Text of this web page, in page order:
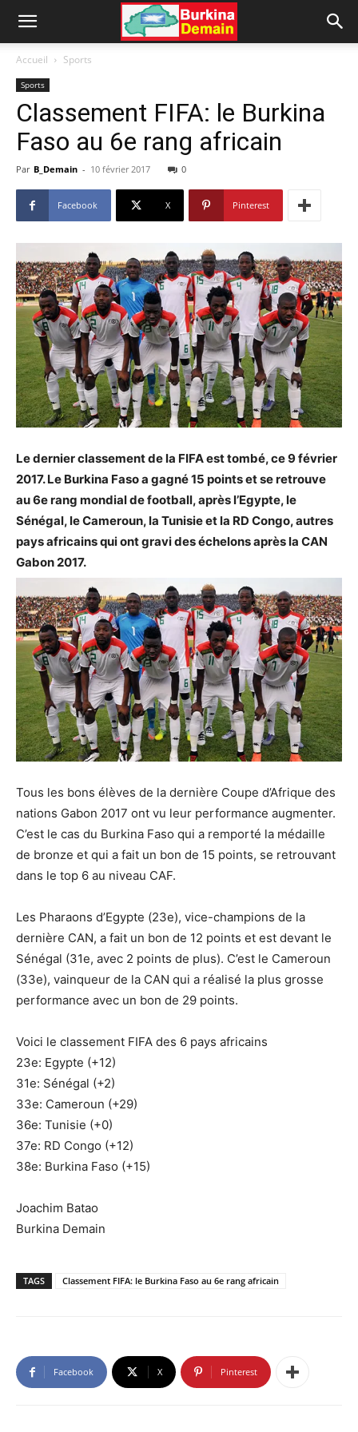
Accueil Sports
Sports
Classement FIFA: le Burkina
Faso au 6e rang africain
Par B_Demain - 10 février 2017 0
Facebook X Pinterest
Le dernier classement de la FIFA est tombé, ce 9 février
2017. Le Burkina Faso a gagné 15 points et se retrouve
au 6e rang mondial de football, après l’Egypte, le
Sénégal, le Cameroun, la Tunisie et la RD Congo, autres
pays africains qui ont gravi des échelons après la CAN
Gabon 2017.
Tous les bons élèves de la dernière Coupe d’Afrique des
nations Gabon 2017 ont vu leur performance augmenter.
C’est le cas du Burkina Faso qui a remporté la médaille
de bronze et qui a fait un bon de 15 points, se retrouvant
dans le top 6 au niveau CAF.
Les Pharaons d’Egypte (23e), vice-champions de la
dernière CAN, a fait un bon de 12 points et est devant le
Sénégal (31e, avec 2 points de plus). C’est le Cameroun
(33e), vainqueur de la CAN qui a réalisé la plus grosse
performance avec un bon de 29 points.
Voici le classement FIFA des 6 pays africains
23e: Egypte (+12)
31e: Sénégal (+2)
33e: Cameroun (+29)
36e: Tunisie (+0)
37e: RD Congo (+12)
38e: Burkina Faso (+15)
Joachim Batao
Burkina Demain
TAGS Classement FIFA: le Burkina Faso au 6e rang africain
Facebook X Pinterest